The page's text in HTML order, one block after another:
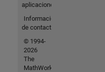
aplicaciones
Información
de contacto
© 1994-
2026
The
MathWorks,